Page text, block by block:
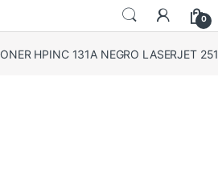
0
HPINC 131A NEGRO LASERJET